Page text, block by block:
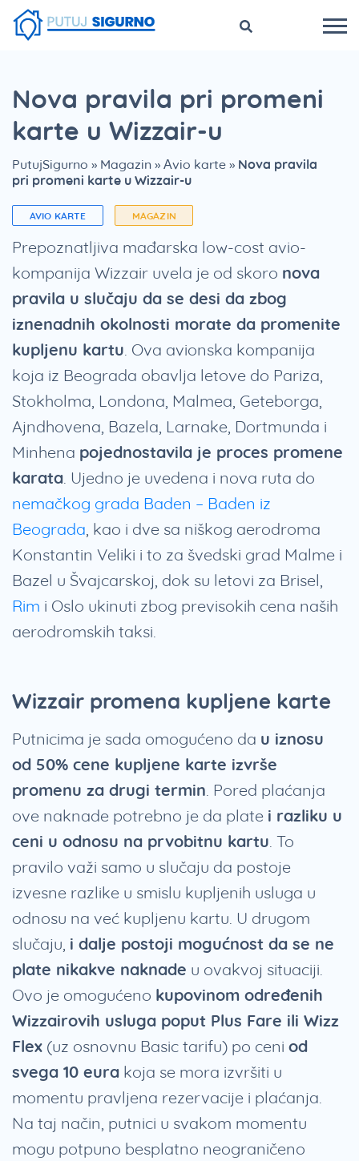
Nova pravila pri promeni
karte u Wizzair-u
PutujSigurno » Magazin » Avio karte » Nova pravila
pri promeni karte u Wizzair-u
AVIO KARTE MAGAZIN
Prepoznatljiva mađarska low-cost avio-
kompanija Wizzair uvela je od skoro nova
pravila u slučaju da se desi da zbog
iznenadnih okolnosti morate da promenite
kupljenu kartu. Ova avionska kompanija
koja iz Beograda obavlja letove do Pariza,
Stokholma, Londona, Malmea, Geteborga,
Ajndhovena, Bazela, Larnake, Dortmunda i
Minhena pojednostavila je proces promene
karata. Ujedno je uvedena i nova ruta do
nemačkog grada Baden – Baden iz
Beograda, kao i dve sa niškog aerodroma
Konstantin Veliki i to za švedski grad Malme i
Bazel u Švajcarskoj, dok su letovi za Brisel,
Rim i Oslo ukinuti zbog previsokih cena naših
aerodromskih taksi.
Wizzair promena kupljene karte
Putnicima je sada omogućeno da u iznosu
od 50% cene kupljene karte izvrše
promenu za drugi termin. Pored plaćanja
ove naknade potrebno je da plate i razliku u
ceni u odnosu na prvobitnu kartu. To
pravilo važi samo u slučaju da postoje
izvesne razlike u smislu kupljenih usluga u
odnosu na već kupljenu kartu. U drugom
slučaju, i dalje postoji mogućnost da se ne
plate nikakve naknade u ovakvoj situaciji.
Ovo je omogućeno kupovinom određenih
Wizzairovih usluga poput Plus Fare ili Wizz
Flex (uz osnovnu Basic tarifu) po ceni od
svega 10 eura koja se mora izvršiti u
momentu pravljena rezervacije i plaćanja.
Na taj način, putnici u svakom momentu
mogu potpuno besplatno neograničeno